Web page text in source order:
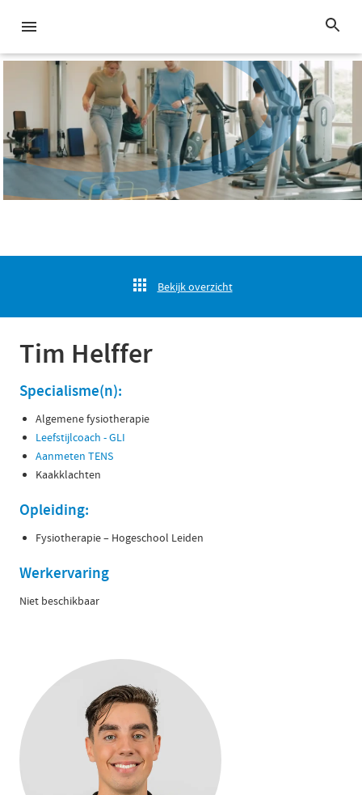
Bekijk overzicht
Tim Helffer
Specialisme(n):
Algemene fysiotherapie
Leefstijlcoach - GLI
Aanmeten TENS
Kaakklachten
Opleiding:
Fysiotherapie – Hogeschool Leiden
Werkervaring
Niet beschikbaar